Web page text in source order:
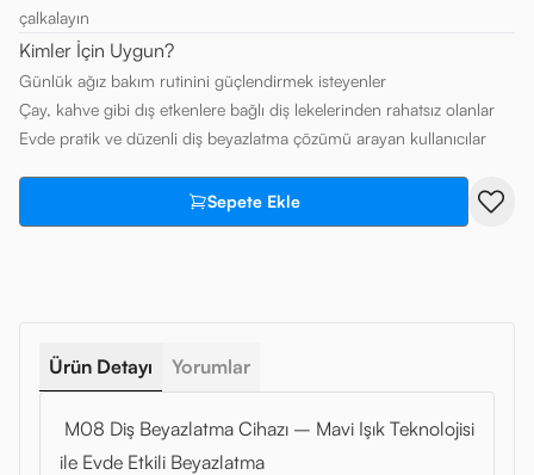
çalkalayın
Kimler İçin Uygun?
Günlük ağız bakım rutinini güçlendirmek isteyenler
Çay, kahve gibi dış etkenlere bağlı diş lekelerinden rahatsız olanlar
Evde pratik ve düzenli diş beyazlatma çözümü arayan kullanıcılar
Sepete Ekle
Ürün Detayı Yorumlar
M08 Diş Beyazlatma Cihazı – Mavi Işık Teknolojisi
ile Evde Etkili Beyazlatma